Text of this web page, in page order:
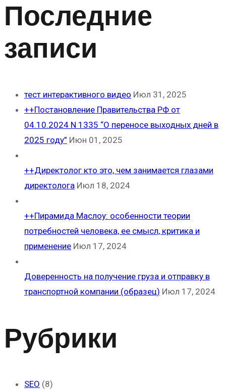
Последние
записи
тест интерактивного видео Июл 31, 2025
++Постановление Правительства РФ от
04.10.2024 N 1335 “О переносе выходных дней в
2025 году” Июн 01, 2025
++Директолог кто это, чем занимается глазами
директолога Июл 18, 2024
++Пирамида Маслоу: особенности теории
потребностей человека, ее смысл, критика и
применение Июл 17, 2024
Доверенность на получение груза и отправку в
транспортной компании (образец) Июл 17, 2024
Рубрики
SEO (8)